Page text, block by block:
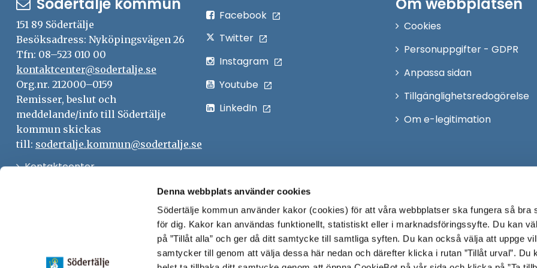
Denna webbplats använder cookies
Södertälje kommun använder kakor (cookies) för att våra webbplatser ska fungera så bra
för dig. Kakor kan användas funktionellt, statistiskt eller i marknadsföringssyfte. Du kan
på ”Tillåt alla” och ger då ditt samtycke till samtliga syften. Du kan också välja att uppge
samtycker till genom att välja dessa här nedan och därefter klicka i rutan ”Tillåt urval”. Du
151 89 Södertälje
Besöksadress: Nyköpingsvägen 26
Tfn: 08–523 010 00
kontaktcenter@sodertalje.se
Org.nr. 212000–0159
Remisser, beslut och
meddelande/info till Södertälje
kommun skickas
till: sodertalje.kommun@sodertalje.se
KontaktcenterÖppna
fönster
Anslagstavla
Facebook
Twitter
Instagram
Youtube
LinkedIn
Cookies
Personuppgifter - GDPR
Anpassa sidan
Tillgänglighetsredogörelse
Om e-legitimation